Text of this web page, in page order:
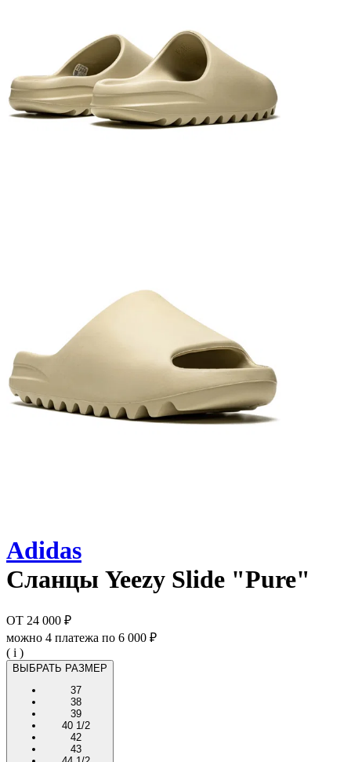
Adidas
Сланцы Yeezy Slide "Pure"
ОТ 24 000 ₽
можно 4 платежа по 6 000 ₽
( i )
ВЫБРАТЬ РАЗМЕР
37
38
39
40 1/2
42
43